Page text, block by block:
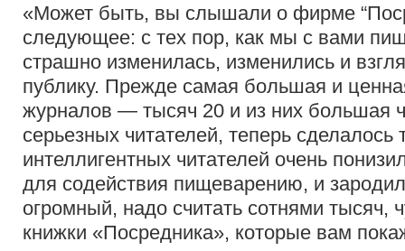
«Может быть, вы слышали о фирме
следующее: с тех пор, как мы с вами
страшно изменилась, изменились и
публику. Прежде самая большая и
журналов — тысяч 20 и из них большая
серьезных читателей, теперь сделалось
интеллигентных читателей очень
для содействия пищеварению, и
огромный, надо считать сотнями тысяч,
книжки «Посредника», которые вам